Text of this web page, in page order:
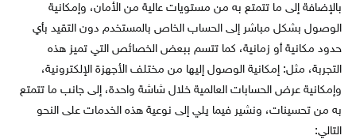
بالإضافة إلى ما تتمتع به من مستويات عالية من الأمان، وإمكانية
الوصول بشكل مباشر إلى الحساب الخاص بالمستخدم دون التقيد بأي
حدود مكانية أو زمانية، كما تتسم ببعض الخصائص التي تميز هذه
التجربة، مثل: إمكانية الوصول إليها من مختلف الأجهزة الإلكترونية،
وإمكانية عرض الحسابات العالمية خلال شاشة واحدة، إلى جانب ما تتمتع
به من تحسينات، ونشير فيما يلي إلى نوعية هذه الخدمات على النحو
التالي: